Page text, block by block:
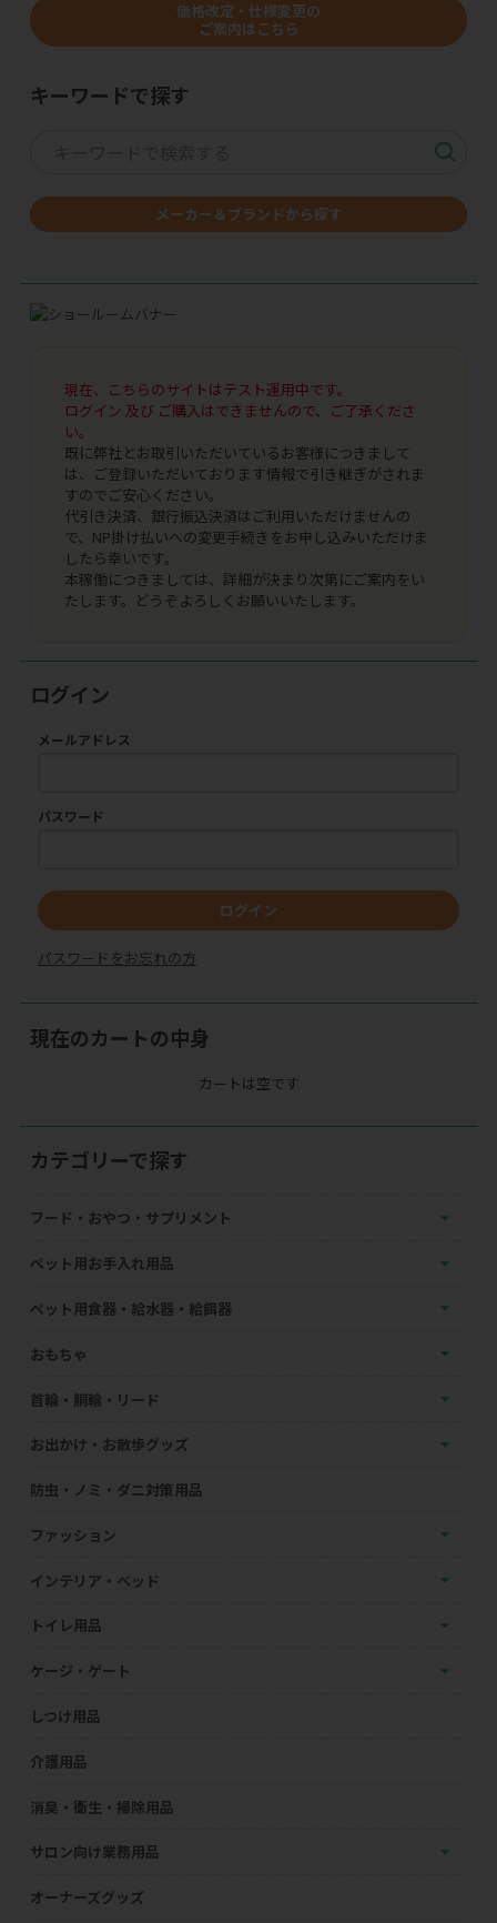
価格改定・仕様変更の
ご案内はこちら
キーワードで探す
メーカー＆ブランドから探す
現在、こちらのサイトはテスト運用中です。
ログイン 及び ご購入はできませんので、ご了承くださ
い。
既に弊社とお取引いただいているお客様につきまして
は、ご登録いただいております情報で引き継ぎがされま
すのでご安心ください。
代引き決済、銀行振込決済はご利用いただけませんの
で、NP掛け払いへの変更手続きをお申し込みいただけま
したら幸いです。
本稼働につきましては、詳細が決まり次第にご案内をい
たします。どうぞよろしくお願いいたします。
ログイン
メールアドレス
パスワード
ログイン
パスワードをお忘れの方
現在のカートの中身
カートは空です
カテゴリーで探す
フード・おやつ・サプリメント
ペット用お手入れ用品
ペット用食器・給水器・給餌器
おもちゃ
首輪・胴輪・リード
お出かけ・お散歩グッズ
防虫・ノミ・ダニ対策用品
ファッション
インテリア・ベッド
トイレ用品
ケージ・ゲート
しつけ用品
介護用品
消臭・衛生・掃除用品
サロン向け業務用品
オーナーズグッズ